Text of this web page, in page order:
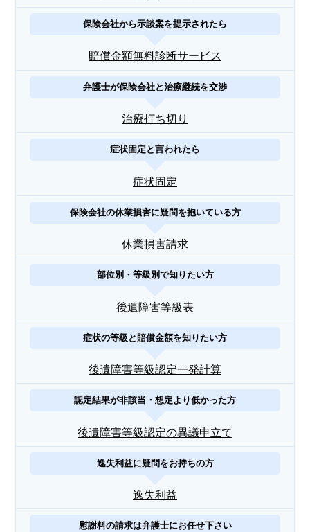
保険会社から示談案を提示されたら
賠償金額無料診断サービス
弁護士が保険会社と治療継続を交渉
治療打ち切り
症状固定と言われたら
症状固定
保険会社の休業損害に疑問を抱いている方
休業損害請求
部位別・等級別で知りたい方
後遺障害等級表
症状の等級と賠償金額を知りたい方
後遺障害等級認定一発計算
認定結果が非該当・想定より低かった方
後遺障害等級認定の異議申立て
逸失利益に疑問をお持ちの方
逸失利益
慰謝料の請求は弁護士にお任せ下さい